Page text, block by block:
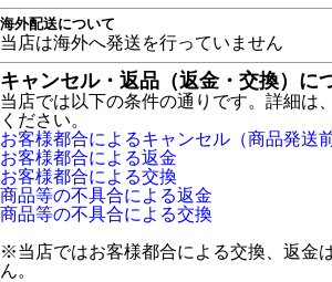
海外配送について
当店は海外へ発送を行っていません
キャンセル・返品（返金・交換）に
当店では以下の条件の通りです。詳細は
ください。
お客様都合によるキャンセル（商品発送前
お客様都合による返金
お客様都合による交換
商品等の不具合による返金
商品等の不具合による交換
※当店ではお客様都合による交換、返金
ん。